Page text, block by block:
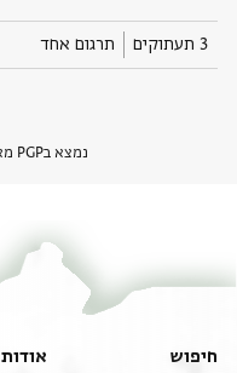
3 תעתוקים תרגום אחד
נמצא בPGP מאז
חיפוש אודות